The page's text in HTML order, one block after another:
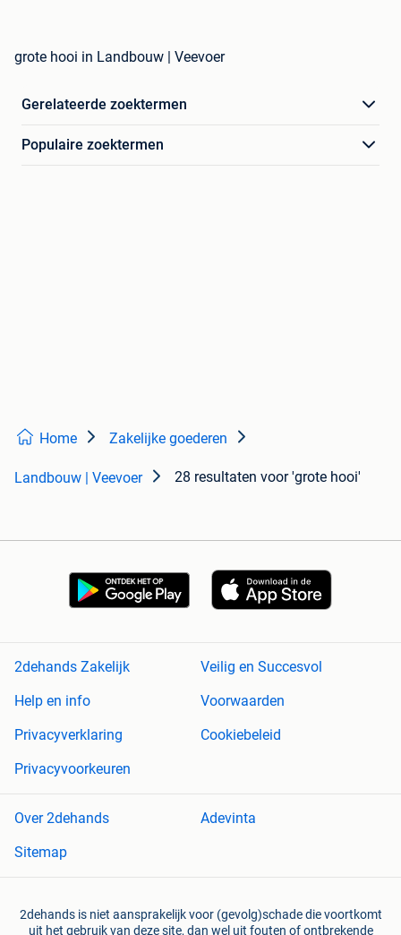
grote hooi in Landbouw | Veevoer
Gerelateerde zoektermen
Populaire zoektermen
Home Zakelijke goederen
Landbouw | Veevoer 28 resultaten voor 'grote hooi'
2dehands Zakelijk
Veilig en Succesvol
Help en info
Voorwaarden
Privacyverklaring
Cookiebeleid
Privacyvoorkeuren
Over 2dehands
Adevinta
Sitemap
2dehands is niet aansprakelijk voor (gevolg)schade die voortkomt
uit het gebruik van deze site, dan wel uit fouten of ontbrekende